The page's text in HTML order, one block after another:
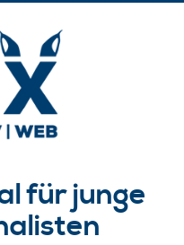
für junge